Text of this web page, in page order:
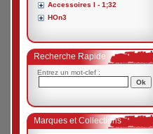
Accessoires I - 1;32
HOn3
Recherche Rapide
Entrez un mot-clef :
Marques et Collections